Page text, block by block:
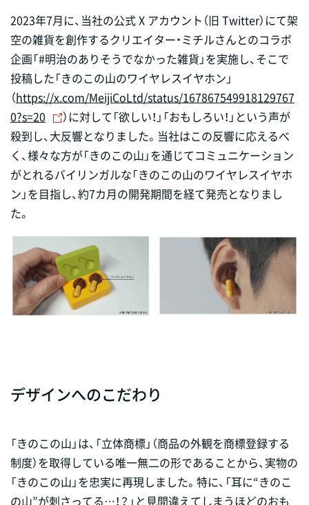
2023年7月に、当社の公式 X アカウント（旧 Twitter）にて架
空の雑貨を創作するクリエイター・ミチルさんとのコラボ
企画「#明治のありそうでなかった雑貨」を実施し、そこで
投稿した「きのこの山のワイヤレスイヤホン」
（https://x.com/MeijiCoLtd/status/167867549918129767
0?s=20
）に対して「欲しい！」「おもしろい！」という声が
殺到し、大反響となりました。当社はこの反響に応えるべ
く、様々な方が「きのこの山」を通じてコミュニケーション
がとれるバイリンガルな「きのこの山のワイヤレスイヤホ
ン」を目指し、約7カ月の開発期間を経て発売となりまし
た。
デザインへのこだわり
「きのこの山」は、「立体商標」（商品の外観を商標登録する
制度）を取得している唯一無二の形であることから、実物の
「きのこの山」を忠実に再現しました。特に、「耳に“きのこ
の山”が刺さってる…！？」と見間違えてしまうほどのおも